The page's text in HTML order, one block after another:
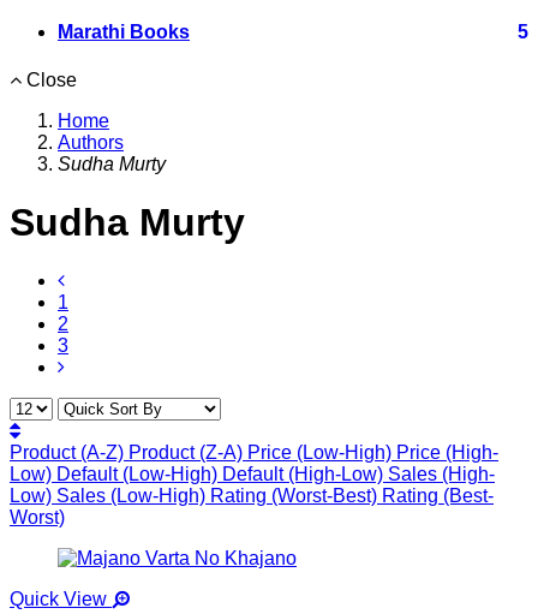
Marathi Books 5
Close
Home
Authors
Sudha Murty
Sudha Murty
1
2
3
Product (A-Z) Product (Z-A) Price (Low-High) Price (High-
Low) Default (Low-High) Default (High-Low) Sales (High-
Low) Sales (Low-High) Rating (Worst-Best) Rating (Best-
Worst)
Quick View